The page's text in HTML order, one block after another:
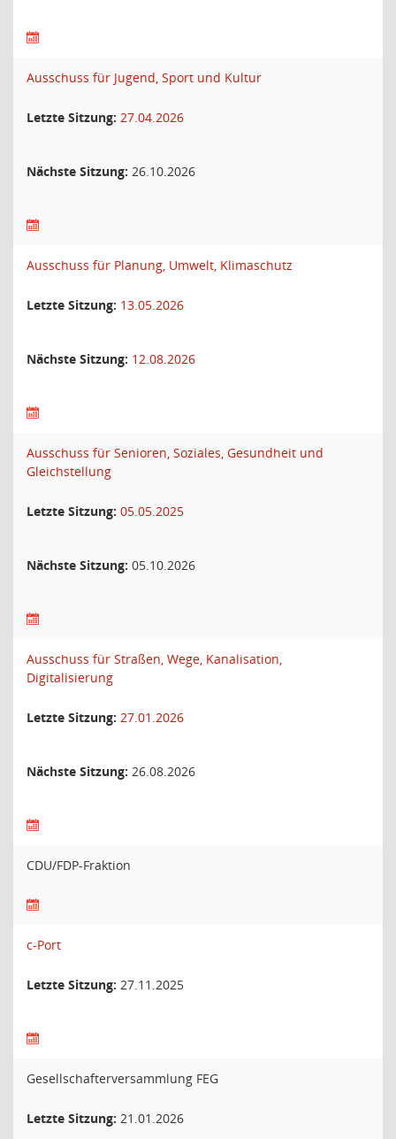
Ausschuss für Jugend, Sport und Kultur
Letzte Sitzung: 27.04.2026
Nächste Sitzung: 26.10.2026
Ausschuss für Planung, Umwelt, Klimaschutz
Letzte Sitzung: 13.05.2026
Nächste Sitzung: 12.08.2026
Ausschuss für Senioren, Soziales, Gesundheit und
Gleichstellung
Letzte Sitzung: 05.05.2025
Nächste Sitzung: 05.10.2026
Ausschuss für Straßen, Wege, Kanalisation,
Digitalisierung
Letzte Sitzung: 27.01.2026
Nächste Sitzung: 26.08.2026
CDU/FDP-Fraktion
c-Port
Letzte Sitzung: 27.11.2025
Gesellschafterversammlung FEG
Letzte Sitzung: 21.01.2026